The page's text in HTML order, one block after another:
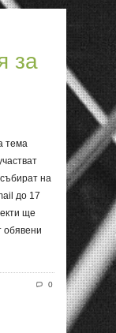
за
тема
на
до 17
ще
обявени
0